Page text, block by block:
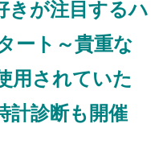
きが注目するハ
ート～貴重な
用されていた
計診断も開催